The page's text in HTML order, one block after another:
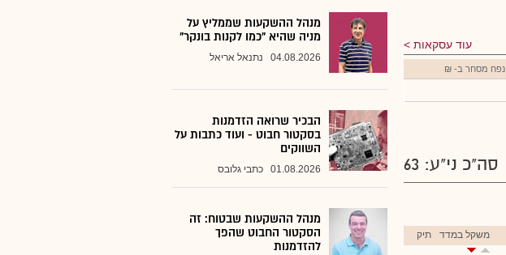
עוד עסקאות
נפח מסחר ב- ₪
סה"כ ני"ע: 63
משקל במדד תיק
מנהל ההשקעות שממליץ על
מניה שהיא "כמו לקנות בונקר"
04.08.2026 נתנאל אריאל
הבכיר שרואה הזדמנות
בסקטור חבוט - ועוד כתבות על
השווקים
01.08.2026 כתבי גלובס
מנהל ההשקעות שבטוח: זה
הסקטור החבוט שהפך
להזדמנות